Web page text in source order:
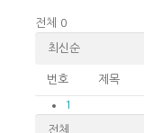
전체 0
번호 제목
1